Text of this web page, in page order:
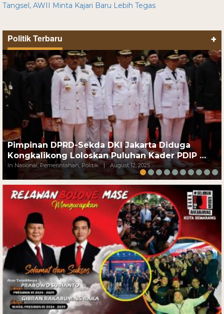
Tangsel, AWII Minta Kajari Baru Lebih Tegas
Politik Terbaru +
Pimpinan DPRD-Sekda DKI Jakarta Diduga
Kongkalikong Loloskan Puluhan Kader PDIP …
In Nasional, Pemerintahan, Politik | August 12, 2025